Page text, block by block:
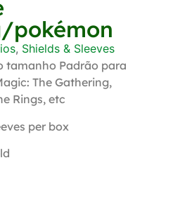
pokémon
, Shields & Sleeves
tamanho Padrão para
The Gathering,
Rings, etc
per box